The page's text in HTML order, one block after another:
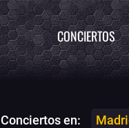
CONCIERTOS
Conciertos en: